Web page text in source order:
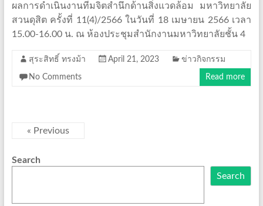
ผลการดำเนินงานทีมจิตสำนึกด้านสิ่งแวดล้อม มหาวิทยาลัย
สวนดุสิต ครั้งที่ 11(4)/2566 ในวันที่ 18 เมษายน 2566 เวลา
15.00-16.00 น. ณ ห้องประชุมสำนักงานมหาวิทยาลัยชั้น 4
สุระสิทธิ์ ทรงม้า April 21, 2023 ข่าวกิจกรรม
No Comments Read more
« Previous
Search
Search